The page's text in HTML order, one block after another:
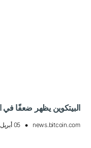
البيتكوين يظهر ضعفًا في
news.bitcoin.com 05 أبريل 2026 09:45, UTC